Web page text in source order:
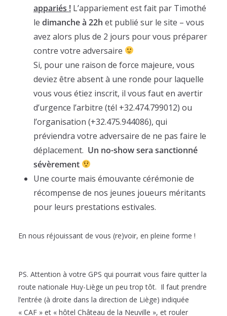
appariés ! L’appariement est fait par Timothé
le dimanche à 22h et publié sur le site – vous
avez alors plus de 2 jours pour vous préparer
contre votre adversaire
Si, pour une raison de force majeure, vous
deviez être absent à une ronde pour laquelle
vous vous étiez inscrit, il vous faut en avertir
d’urgence l’arbitre (tél +32.474.799012) ou
l’organisation (+32.475.944086), qui
préviendra votre adversaire de ne pas faire le
déplacement. Un no-show sera sanctionné
sévèrement
Une courte mais émouvante cérémonie de
récompense de nos jeunes joueurs méritants
pour leurs prestations estivales.
En nous réjouissant de vous (re)voir, en pleine forme !
PS. Attention à votre GPS qui pourrait vous faire quitter la
route nationale Huy-Liège un peu trop tôt. Il faut prendre
l’entrée (à droite dans la direction de Liège) indiquée
« CAF » et « hôtel Château de la Neuville », et rouler